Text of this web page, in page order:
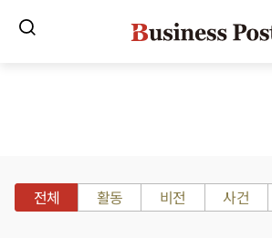
전체 활동 비전 사건